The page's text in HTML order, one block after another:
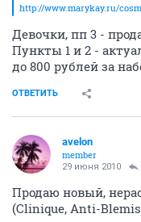
http://www.marykay.ru/
Девочки, пп 3 -
Пункты 1 и 2 -
до 800 рублей за
ОТВЕТИТЬ
avelon
member
29 июня 2010
Продаю новый,
(Clinique, Anti-